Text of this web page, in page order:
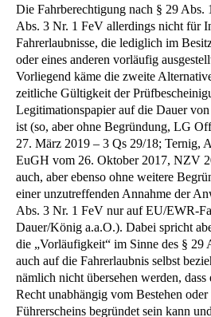
Die Fahrberechtigung nach § 29 Abs.
Abs. 3 Nr. 1 FeV allerdings nicht für
Fahrerlaubnisse, die lediglich im
oder eines anderen vorläufig
Vorliegend käme die zweite
zeitliche Gültigkeit der
Legitimationspapier auf die Dauer
ist (so, aber ohne Begründung, LG
27. März 2019 – 3 Qs 29/18; Ternig,
EuGH vom 26. Oktober 2017, NZV
auch, aber ebenso ohne weitere
einer unzutreffenden Annahme der
Abs. 3 Nr. 1 FeV nur auf EU/EWR-
Dauer/König a.a.O.). Dabei spricht
die „Vorläufigkeit“ im Sinne des § 29
auch auf die Fahrerlaubnis selbst
nämlich nicht übersehen werden, dass
Recht unabhängig vom Bestehen
Führerscheins begründet sein kann